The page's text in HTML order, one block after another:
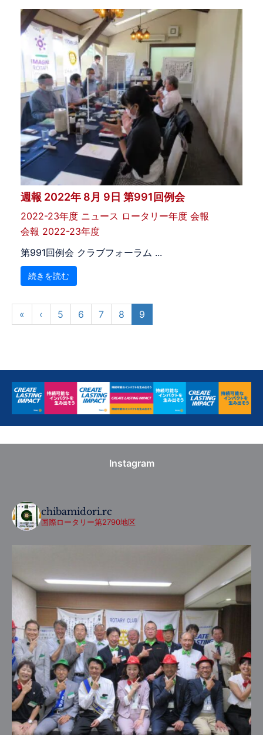
週報 2022年 8月 9日 第991回例会
2022-23年度 ニュース ロータリー年度 会報
会報 2022-23年度
第991回例会 クラブフォーラム ...
続きを読む
« ‹ 5 6 7 8 9
Instagram
chibamidori.rc
国際ロータリー第2790地区